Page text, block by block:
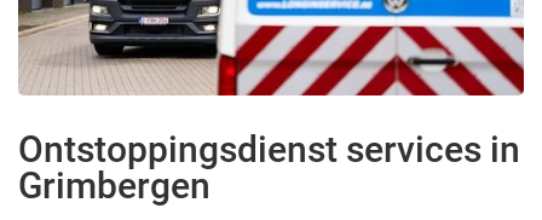
Ontstoppingsdienst services in
Grimbergen